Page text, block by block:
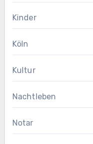
Kinder
Köln
Kultur
Nachtleben
Notar